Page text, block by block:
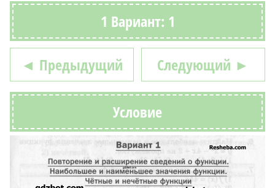
1 Вариант: 1
◄ Предыдущий Следующий ►
Условие